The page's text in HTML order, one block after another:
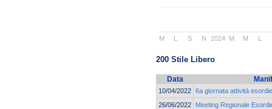
2024
M S N M M
200 Stile Libero
Data
10/04/2022 6a giornata attività
26/06/2022
Meeting Regionale